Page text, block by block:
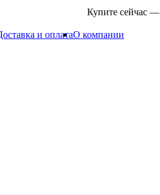
Купите сейчас
и оплатаО компании